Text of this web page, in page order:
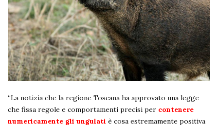
“La notizia che la regione Toscana ha approvato una legge
che fissa regole e comportamenti precisi per contenere
numericamente gli ungulati è cosa estremamente positiva